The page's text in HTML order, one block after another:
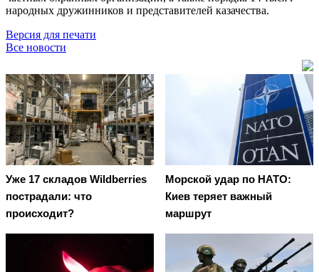
народных дружинников и представителей казачества.
Версия для печати
Все новости
Уже 17 складов Wildberries
пострадали: что
происходит?
Морской удар по НАТО:
Киев теряет важный
маршрут